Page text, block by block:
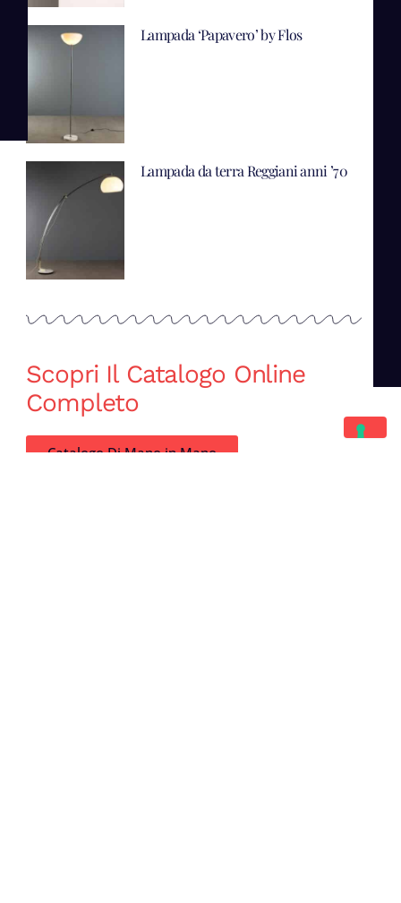
Lampada ‘Papavero’ by Flos
Lampada da terra Reggiani anni ’70
Scopri Il Catalogo Online
Completo
Catalogo Di Mano in Mano